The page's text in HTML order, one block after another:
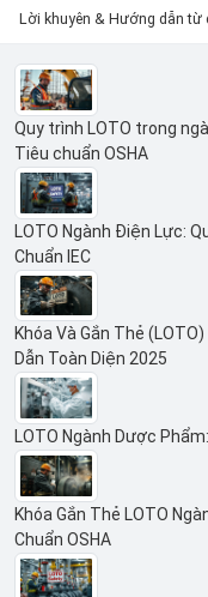
Lời khuyên & Hướng dẫn từ
Quy trình LOTO trong
Tiêu chuẩn OSHA
LOTO Ngành Điện Lực:
Chuẩn IEC
Khóa Và Gắn Thẻ
Dẫn Toàn Diện 2025
LOTO Ngành Dược
Khóa Gắn Thẻ LOTO
Chuẩn OSHA